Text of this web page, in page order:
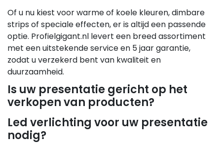
Of u nu kiest voor warme of koele kleuren, dimbare
strips of speciale effecten, er is altijd een passende
optie. Profielgigant.nl levert een breed assortiment
met een uitstekende service en 5 jaar garantie,
zodat u verzekerd bent van kwaliteit en
duurzaamheid.
Is uw presentatie gericht op het
verkopen van producten?
Led verlichting voor uw presentatie
nodig?